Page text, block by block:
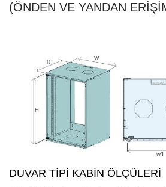
(ÖNDEN VE YANDAN
DUVAR TIPI KABIN ÖLÇÜLERI